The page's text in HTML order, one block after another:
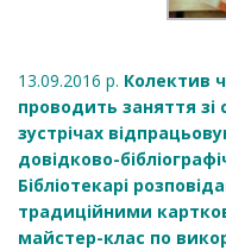
13.09.2016 р. Колектив
проводить заняття
зустрічах
довідково-
Бібліотекарі
традиційними
майстер-клас по